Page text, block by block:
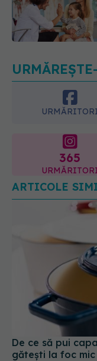
365
ARTICOLE
De ce să pui
gătești la foc mic